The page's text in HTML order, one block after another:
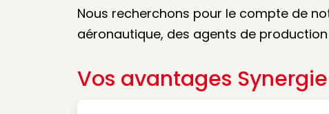
Nous recherchons pour le compte de
aéronautique, des agents de
Vos avantages Synergie